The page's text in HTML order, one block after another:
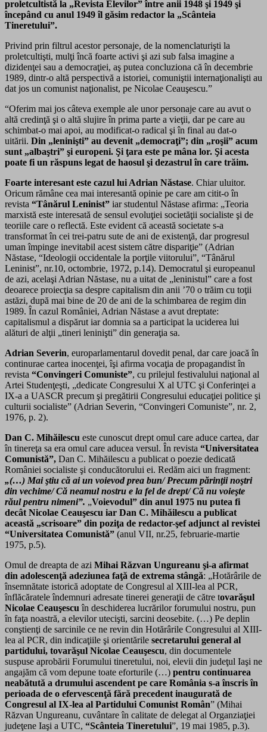
proletcultistă la „Revista Elevilor” între anii 1948 şi 1949 şi
începând cu anul 1949 îl găsim redactor la „Scânteia
Tineretului”.
Privind prin filtrul acestor personaje, de la nomenclaturişti la
proletcultişti, mulţi încă foarte activi şi azi sub falsa imagine a
dizidenţei sau a democraţiei, aş putea concluziona că în decembrie
1989, dintr-o altă perspectivă a istoriei, comuniştii internaţionalişti au
dat jos un comunist naţionalist, pe Nicolae Ceauşescu.”
“Oferim mai jos câteva exemple ale unor personaje care au avut o
altă credinţă şi o altă slujire în prima parte a vieţii, dar pe care au
schimbat-o mai apoi, au modificat-o radical şi în final au dat-o
uitării. Din „leninişti” au devenit „democraţi”; din „roşii” acum
sunt „albaştri” şi europeni. Şi ţara este pe mâna lor. Şi acesta
poate fi un răspuns legat de haosul şi dezastrul în care trăim.
Foarte interesant este cazul lui Adrian Năstase. Chiar uluitor.
Oricum rămâne cea mai interesantă opinie pe care am citit-o în
revista “Tânărul Leninist” iar studentul Năstase afirma: „Teoria
marxistă este interesată de sensul evoluţiei societăţii socialiste şi de
teoriile care o reflectă. Este evident că această societate s-a
transformat în cei trei-patru sute de ani de existenţă, dar progresul
uman împinge inevitabil acest sistem către dispariţie” (Adrian
Năstase, “Ideologii occidentale la porţile viitorului”, “Tânărul
Leninist”, nr.10, octombrie, 1972, p.14). Democratul şi europeanul
de azi, acelaşi Adrian Năstase, nu a uitat de „leninistul” care a fost
deoarece proiecţia sa despre capitalism din anii ’70 o trăim cu toţii
astăzi, după mai bine de 20 de ani de la schimbarea de regim din
1989. În cazul României, Adrian Năstase a avut dreptate:
capitalismul a dispărut iar domnia sa a participat la uciderea lui
alături de alţii „tineri leninişti” din generaţia sa.
Adrian Severin, europarlamentarul dovedit penal, dar care joacă în
continurae cartea inocenţei, îşi afirma vocaţia de propagandist în
revista “Convingeri Comuniste”, cu prilejul festivalului naţional al
Artei Studenţeşti, „dedicate Congresului X al UTC şi Conferinţei a
IX-a a UASCR precum şi pregătirii Congresului educaţiei politice şi
culturii socialiste” (Adrian Severin, “Convingeri Comuniste”, nr. 2,
1976, p. 2).
Dan C. Mihăilescu este cunoscut drept omul care aduce cartea, dar
în tinereţa sa era omul care aducea versul. În revista “Universitatea
Comunistă”, Dan C. Mihăilescu a publicat o poezie dedicată
României socialiste şi conducătorului ei. Redăm aici un fragment:
„(…) Mai ştiu că ai un voievod prea bun/ Precum părinţii noştri
din vechime/ Că neamul nostru e la fel de drept/ Că nu voieşte
răul pentru nimeni”. „Voievodul” din anul 1975 nu putea fi
decât Nicolae Ceauşescu iar Dan C. Mihăilescu a publicat
această „scrisoare” din poziţa de redactor-şef adjunct al revistei
“Universitatea Comunistă” (anul VII, nr.25, februarie-martie
1975, p.5).
Omul de dreapta de azi Mihai Răzvan Ungureanu şi-a afirmat
din adolescenţă adeziunea faţă de extrema stângă: „Hotărârile de
însemnătate istorică adoptate de Congresul al XIII-lea al PCR,
înflăcăratele îndemnuri adresate tinerei generaţii de către tovarăşul
Nicolae Ceauşescu în deschiderea lucrărilor forumului nostru, pun
în faţa noastră, a elevilor utecişti, sarcini deosebite. (…) Pe deplin
conştienţi de sarcinile ce ne revin din Hotărârile Congresului al XIII-
lea al PCR, din indicaţiile şi orientările secretarului general al
partidului, tovarăşul Nicolae Ceauşescu, din documentele
suspuse aprobării Forumului tineretului, noi, elevii din judeţul Iaşi ne
angajăm că vom depune toate eforturile (…) pentru continuarea
neabătută a drumului ascendent pe care România s-a înscris în
perioada de o efervescenţă fără precedent inaugurată de
Congresul al IX-lea al Partidului Comunist Român” (Mihai
Răzvan Ungureanu, cuvântare în calitate de delegat al Organziaţiei
judeţene Iaşi a UTC, “Scânteia Tineretului”, 19 mai 1985, p.3).